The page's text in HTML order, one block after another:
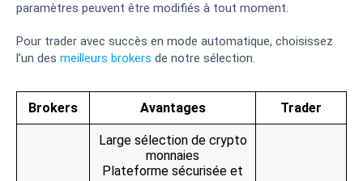
paramètres peuvent être modifiés à tout moment.
Pour trader avec succès en mode automatique, choisissez
l’un des meilleurs brokers de notre sélection.
Brokers Avantages Trader
Large sélection de crypto
monnaies
Plateforme sécurisée et